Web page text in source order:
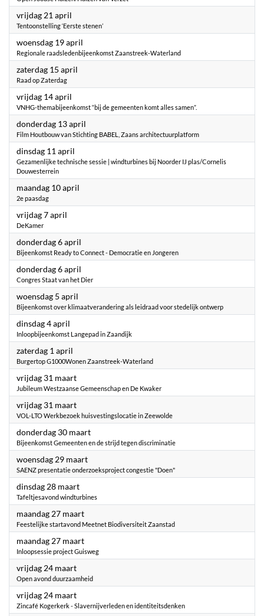
vrijdag 21 april
Tentoonstelling ‘Eerste stenen’
woensdag 19 april
Regionale raadsledenbijeenkomst Zaanstreek-Waterland
zaterdag 15 april
Raad op Zaterdag
vrijdag 14 april
VNHG-themabijeenkomst “bij de gemeenten komt alles samen”.
donderdag 13 april
Film Houtbouw van Stichting BABEL, Zaans architectuurplatform
dinsdag 11 april
Gezamenlijke technische sessie | windturbines bij Noorder IJ plas/Cornelis
Douwesterrein
maandag 10 april
2e paasdag
vrijdag 7 april
DeKamer
donderdag 6 april
Bijeenkomst Ready to Connect - Democratie en Jongeren
donderdag 6 april
Congres Staat van het Dier
woensdag 5 april
Bijeenkomst over klimaatverandering als leidraad voor stedelijk ontwerp
dinsdag 4 april
Inloopbijeenkomst Langepad in Zaandijk
zaterdag 1 april
Burgertop G1000Wonen Zaanstreek-Waterland
vrijdag 31 maart2023
Jubileum Westzaanse Gemeenschap en De Kwaker
vrijdag 31 maart2023
VOL-LTO Werkbezoek huisvestingslocatie in Zeewolde
donderdag 30 maart2023
Bijeenkomst Gemeenten en de strijd tegen discriminatie
woensdag 29 maart2023
SAENZ presentatie onderzoeksproject congestie "Doen"
dinsdag 28 maart2023
Tafeltjesavond windturbines
maandag 27 maart2023
Feestelijke startavond Meetnet Biodiversiteit Zaanstad
maandag 27 maart2023
Inloopsessie project Guisweg
vrijdag 24 maart2023
Open avond duurzaamheid
vrijdag 24 maart2023
Zincafé Kogerkerk - Slavernijverleden en identiteitsdenken